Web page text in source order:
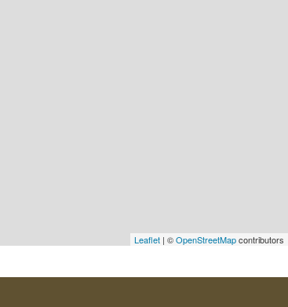
Leaflet | ©OpenStreetMapcontributors